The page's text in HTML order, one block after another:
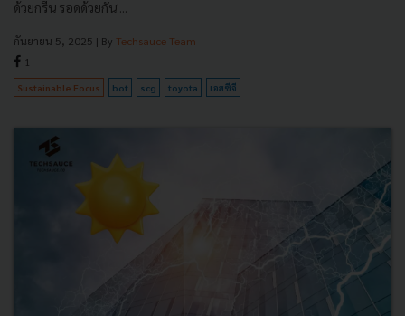
ด้วยกรีน รอดด้วยกัน'...
กันยายน 5, 2025 | By Techsauce Team
1
Sustainable Focus bot scg toyota เอสซีจี